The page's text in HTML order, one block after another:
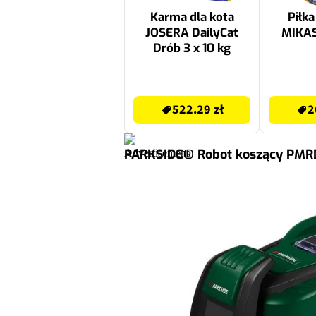
Karma dla kota
JOSERA DailyCat
Drób 3 x 10 kg
522.29 zł
PARKSIDE® Robot koszący